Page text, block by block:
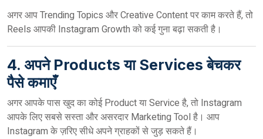
अगर आप Trending Topics और Creative Content पर काम करते हैं, तो
Reels आपकी Instagram Growth को कई गुना बढ़ा सकती है।
4. अपने Products या Services बेचकर
पैसे कमाएँ
अगर आपके पास खुद का कोई Product या Service है, तो Instagram
आपके लिए सबसे सस्ता और असरदार Marketing Tool है। आप
Instagram के ज़रिए सीधे अपने ग्राहकों से जुड़ सकते हैं।